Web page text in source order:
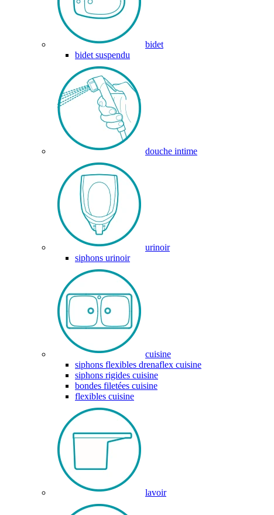
bidet
bidet suspendu
douche intime
urinoir
siphons urinoir
cuisine
siphons flexibles drenaflex cuisine
siphons rigides cuisine
bondes filetées cuisine
flexibles cuisine
lavoir